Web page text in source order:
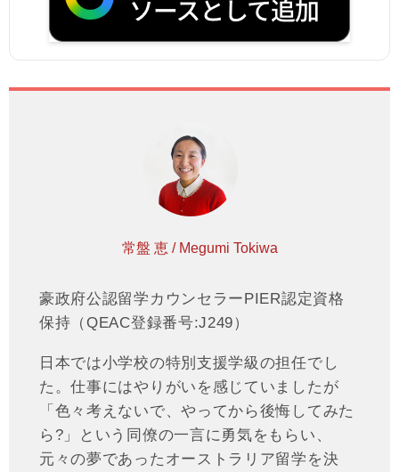
常盤 恵 / Megumi Tokiwa
豪政府公認留学カウンセラーPIER認定資格
保持（QEAC登録番号:J249）
日本では小学校の特別支援学級の担任でし
た。仕事にはやりがいを感じていましたが
「色々考えないで、やってから後悔してみた
ら?」という同僚の一言に勇気をもらい、
元々の夢であったオーストラリア留学を決